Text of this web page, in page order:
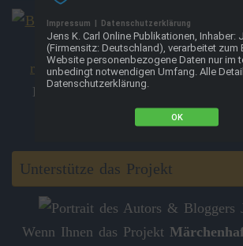
Hier kannst du eine kurze
hinterlassen. Danke!
Unterstütze das Projekt
Wenn Ihnen das Projekt
Impressum Datenschutzerklärung
Jens K. Carl Online Publikationen, Inhaber:
(Firmensitz: Deutschland), verarbeitet zum
Website personenbezogene Daten nur im
unbedingt notwendigen Umfang. Alle
Datenschutzerklärung.
OK